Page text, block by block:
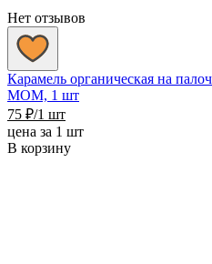
Нет отзывов
Карамель органическая на
MOM, 1 шт
75 ₽/1 шт
цена за 1 шт
В корзину